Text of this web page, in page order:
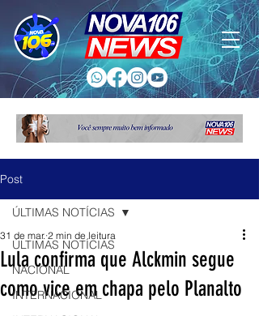
Post
ÚLTIMAS NOTÍCIAS
NACIONAL
INTERNACIONAL
ÚLTIMAS NOTÍCIAS
Lula confirma que Alckmin segue
como vice em chapa pelo Planalto
31 de mar. 2 min de leitura